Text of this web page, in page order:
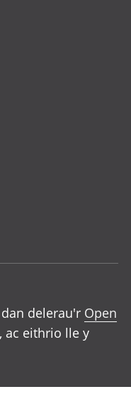
delerau'r Open
, ac eithrio lle y